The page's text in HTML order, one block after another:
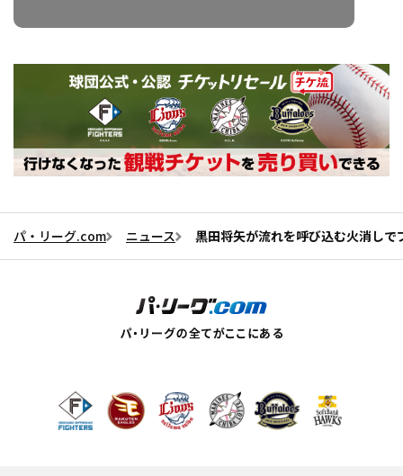
パ・リーグ.com ニュース 黒田将矢が流れを呼び込む火消し